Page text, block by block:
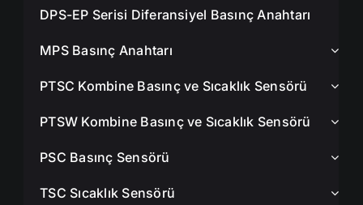
DPS-EP Serisi Diferansiyel Basınç Anahtarı
MPS Basınç Anahtarı
PTSC Kombine Basınç ve Sıcaklık Sensörü
PTSW Kombine Basınç ve Sıcaklık Sensörü
PSC Basınç Sensörü
TSC Sıcaklık Sensörü